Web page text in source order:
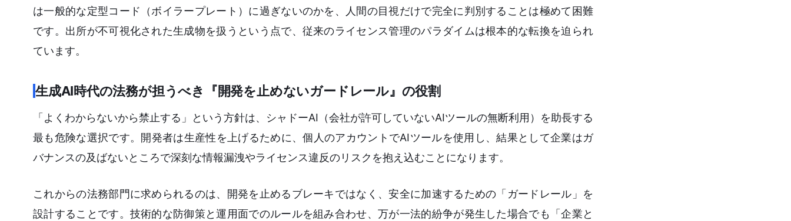
は一般的な定型コード（ボイラープレート）に過ぎないのかを、人間の目視だけで完全に判別することは極めて困難
です。出所が不可視化された生成物を扱うという点で、従来のライセンス管理のパラダイムは根本的な転換を迫られ
ています。
生成AI時代の法務が担うべき『開発を止めないガードレール』の役割
「よくわからないから禁止する」という方針は、シャドーAI（会社が許可していないAIツールの無断利用）を助長する
最も危険な選択です。開発者は生産性を上げるために、個人のアカウントでAIツールを使用し、結果として企業はガ
バナンスの及ばないところで深刻な情報漏洩やライセンス違反のリスクを抱え込むことになります。
これからの法務部門に求められるのは、開発を止めるブレーキではなく、安全に加速するための「ガードレール」を
設計することです。技術的な防御策と運用面でのルールを組み合わせ、万が一法的紛争が発生した場合でも「企業と